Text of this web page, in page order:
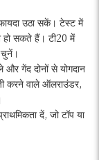
उठा सकें। टेस्ट में
हो सकते हैं। टी20 में
चुनें।
गेंद दोनों से योगदान
करने वाले ऑलराउंडर,
दें, जो टॉप या